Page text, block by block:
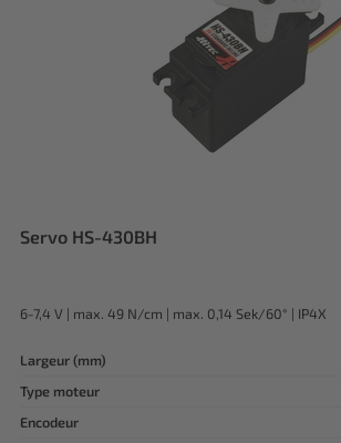
Servo HS-430BH
6-7,4 V | max. 49 N/cm | max. 0,14 Sek/60° | IP4X
Largeur (mm)
Type moteur
Encodeur